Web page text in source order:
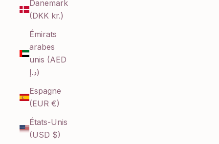
Danemark
(DKK kr.)
Émirats
arabes
unis (AED
د.إ)
Espagne
(EUR €)
États-Unis
(USD $)